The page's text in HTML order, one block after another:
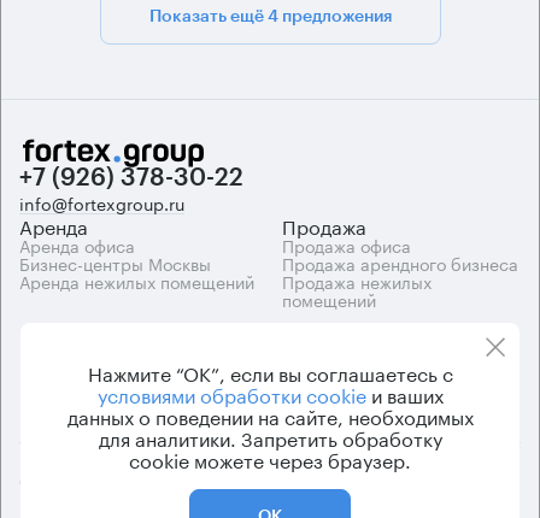
Показать ещё 4 предложения
+7 (926) 378-30-22
info@fortexgroup.ru
Аренда
Аренда офиса
Бизнес-центры Москвы
Аренда нежилых помещений
Продажа
Продажа офиса
Продажа арендного бизнеса
Продажа нежилых
помещений
Каталог бизнес-центров О компании
Вакансии
Контакты
© 2026 Fortex.Group. ООО «АРЕНДА ОФИСА», ОГРН 1177746948686,
Нажмите “ОК”, если вы соглашаетесь с
условиями обработки cookieи ваших
данных о поведении на сайте, необходимых
для аналитики. Запретить обработку
cookie можете через браузер.